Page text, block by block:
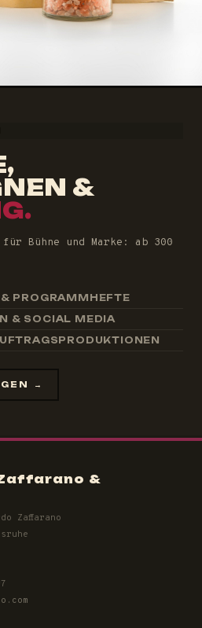
&
Bühne und Marke: ab 300
PROGRAMMHEFTE
& SOCIAL MEDIA
→
Zaffarano &
Zaffarano